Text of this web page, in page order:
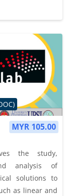
MYR 105.00
the study,
analysis of
solutions to
as linear and